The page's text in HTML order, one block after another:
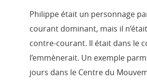
Philippe était un personnage
courant dominant, mais il
contre-courant. Il était dans le
l’emmènerait. Un exemple
jours dans le Centre du